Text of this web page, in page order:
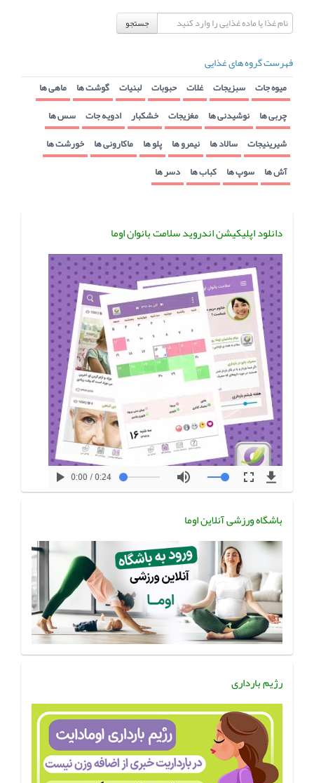
جستجو
فهرست گروه های غذایی
میوه جات سبزیجات غلات حبوبات لبنیات گوشت ها ماهی ها
چربی ها نوشیدنی ها مغزیجات خشکبار ادویه جات سس ها
شیرینیجات سالاد ها نیمرو ها پلو ها ماکارونی ها خورشت ها
آش ها سوپ ها کباب ها دسر ها
دانلود اپلیکیشن اندروید سلامت بانوان اوما
باشگاه ورزشی آنلاین اوما
رژیم بارداری